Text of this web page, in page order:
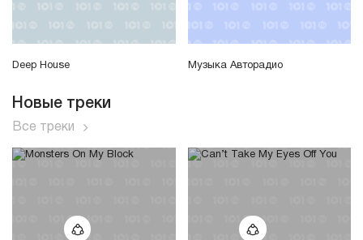
Deep House Музыка Авторадио
Новые треки
Все треки